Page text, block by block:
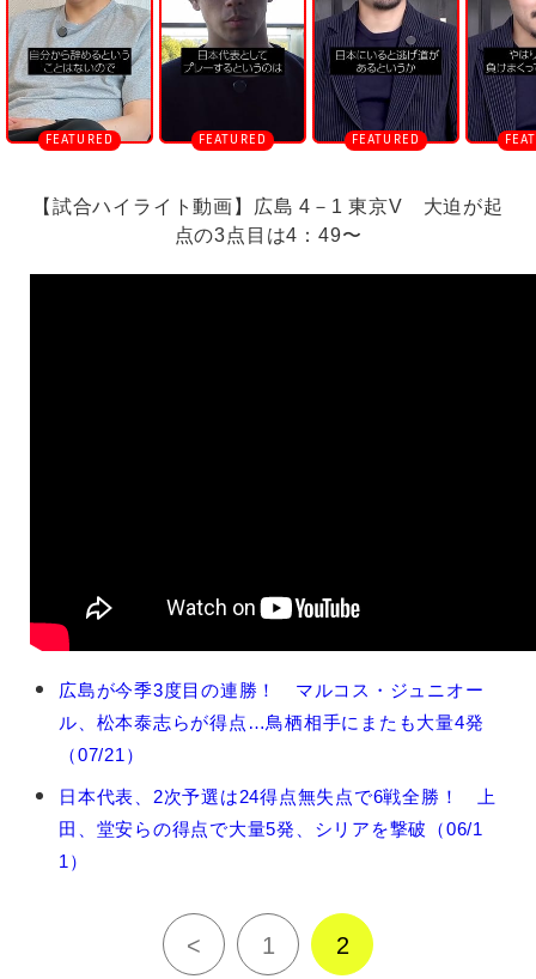
【試合ハイライト動画】広島 4－1 東京V 大迫が起
点の3点目は4：49〜
大
関
広島が今季3度目の連勝！ マルコス・ジュニオー
ル、松本泰志らが得点…鳥栖相手にまたも大量4発
（07/21）
日本代表、2次予選は24得点無失点で6戦全勝！ 上
田、堂安らの得点で大量5発、シリアを撃破（06/1
1）
< 1 2